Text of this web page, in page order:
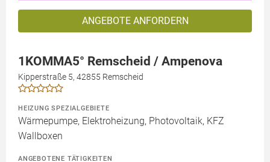
ANGEBOTE ANFORDERN
1KOMMA5° Remscheid / Ampenova
Kipperstraße 5, 42855 Remscheid
HEIZUNG SPEZIALGEBIETE
Wärmepumpe, Elektroheizung, Photovoltaik, KFZ
Wallboxen
ANGEBOTENE TÄTIGKEITEN